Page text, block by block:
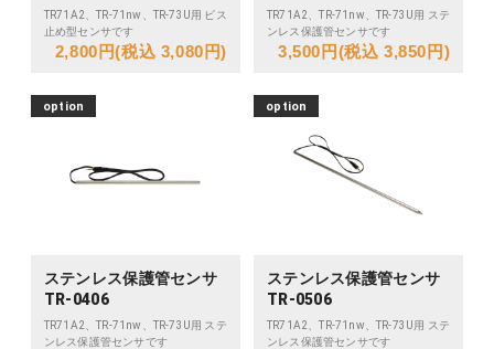
TR71A2、TR-71nw、TR-73U用 ビス
止め型センサです
2,800円(税込 3,080円)
TR71A2、TR-71nw、TR-73U用 ステ
ンレス保護管センサです
3,500円(税込 3,850円)
option
ステンレス保護管センサ
TR-0406
TR71A2、TR-71nw、TR-73U用 ステ
ンレス保護管センサです
option
ステンレス保護管センサ
TR-0506
TR71A2、TR-71nw、TR-73U用 ステ
ンレス保護管センサです